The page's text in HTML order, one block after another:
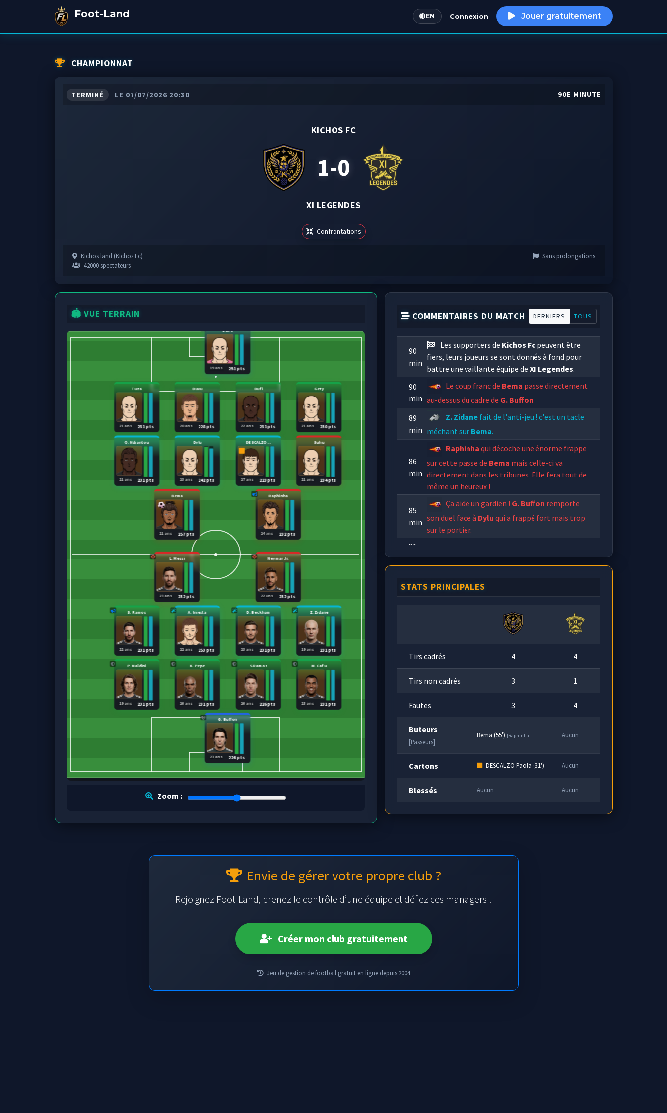
Foot-Land EN
English Connexion Jouer gratuitement
CHAMPIONNAT
TERMINÉ LE 07/07/2026 20:30 90E MINUTE
KICHOS FC
1-0
XI LEGENDES
Confrontations
Kichos land (Kichos Fc)
42000 spectateurs
Sans prolongations
🏟️ VUE TERRAIN
Dute
251 pts
19 ans
Tuza
231 pts
21 ans
Duvu
228 pts
20 ans
Dufi
231 pts
22 ans
Gety
230 pts
21 ans
Q. Ndjantou
231 pts
21 ans
Dylu
242 pts
23 ans
DESCALZO ...
223 pts
27 ans
Suhu
234 pts
21 ans
Bema
257 pts
21 ans
Raphinha
232 pts
24 ans
G. Buffon
226 pts
23 ans
P. Maldini
231 pts
19 ans
K. Pepe
231 pts
26 ans
S Ramos
226 pts
26 ans
M. Cafu
231 pts
23 ans
S. Ramos
231 pts
22 ans
A. Iniesta
253 pts
22 ans
D. Beckham
231 pts
23 ans
Z. Zidane
231 pts
19 ans
L. Messi
232 pts
23 ans
Neymar Jr.
232 pts
22 ans
Zoom :
COMMENTAIRES DU MATCH DERNIERS TOUS
90
min
Les supporters de Kichos Fc peuvent être
fiers, leurs joueurs se sont donnés à fond pour
battre une vaillante équipe deXI Legendes.
90
min
Le coup franc de Bema passe directement
au-dessus du cadre de G. Buffon
89
min
Z. Zidane fait de l'anti-jeu ! c'est un tacle
méchant sur Bema.
86
min
Raphinha qui décoche une énorme frappe
sur cette passe de Bema mais celle-ci va
directement dans les tribunes. Elle fera tout de
même un heureux !
85
min
Ça aide un gardien ! G. Buffon remporte
son duel face à Dylu qui a frappé fort mais trop
sur le portier.
81
min
STATS PRINCIPALES
Tirs cadrés 4 4
Tirs non cadrés 3 1
Fautes 3 4
Buteurs
[Passeurs]
Bema (55') [Raphinha] Aucun
Cartons DESCALZO Paola (31') Aucun
Blessés Aucun Aucun
Envie de gérer votre propre club ?
Rejoignez Foot-Land, prenez le contrôle d’une équipe et défiez ces managers !
Créer mon club gratuitement
Jeu de gestion de football gratuit en ligne depuis 2004